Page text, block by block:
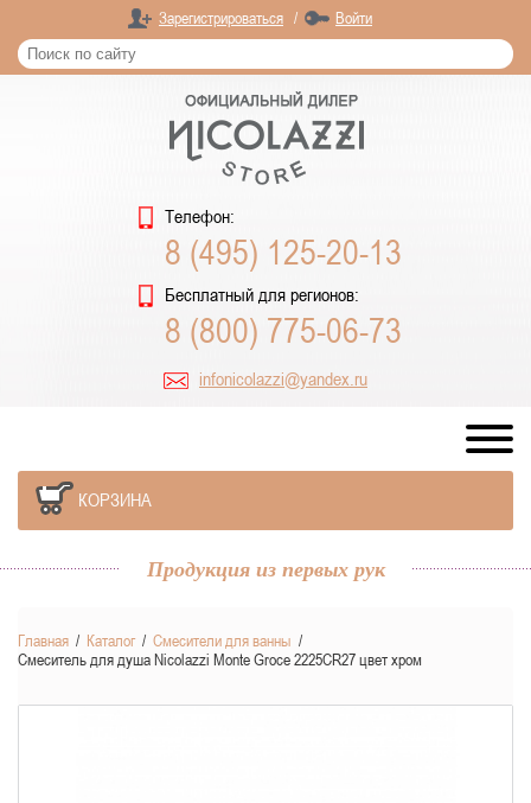
Зарегистрироваться / Войти
Телефон:
8 (495) 125-20-13
Бесплатный для регионов:
8 (800) 775-06-73
infonicolazzi@yandex.ru
КОРЗИНА
Продукция из первых рук
Главная / Каталог/ Смесители для ванны /
Смеситель для душа Nicolazzi Monte Groce 2225CR27 цвет хром